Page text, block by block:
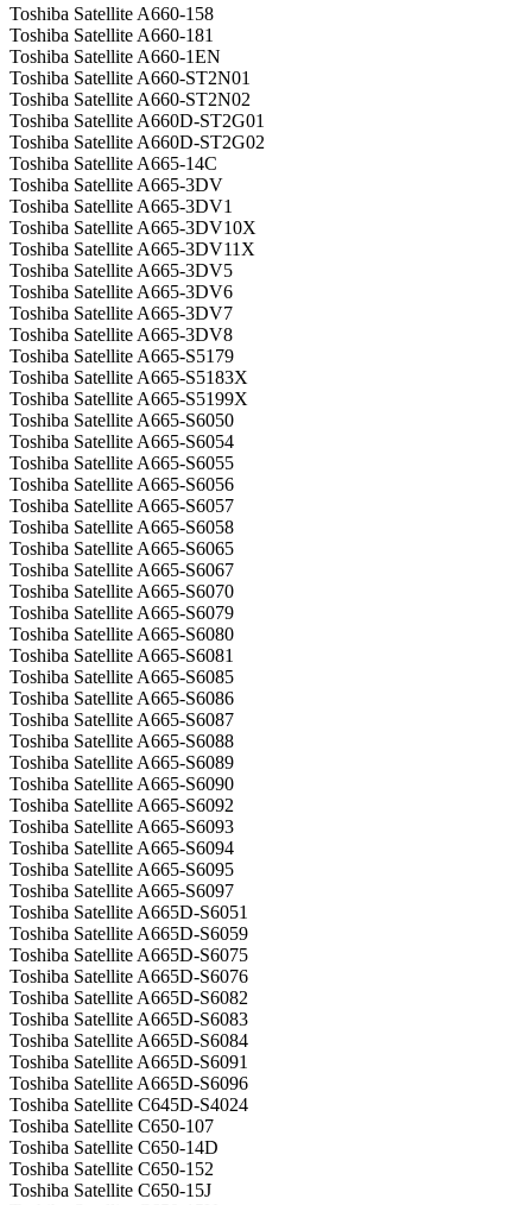
Toshiba Satellite A660-158
Toshiba Satellite A660-181
Toshiba Satellite A660-1EN
Toshiba Satellite A660-ST2N01
Toshiba Satellite A660-ST2N02
Toshiba Satellite A660D-ST2G01
Toshiba Satellite A660D-ST2G02
Toshiba Satellite A665-14C
Toshiba Satellite A665-3DV
Toshiba Satellite A665-3DV1
Toshiba Satellite A665-3DV10X
Toshiba Satellite A665-3DV11X
Toshiba Satellite A665-3DV5
Toshiba Satellite A665-3DV6
Toshiba Satellite A665-3DV7
Toshiba Satellite A665-3DV8
Toshiba Satellite A665-S5179
Toshiba Satellite A665-S5183X
Toshiba Satellite A665-S5199X
Toshiba Satellite A665-S6050
Toshiba Satellite A665-S6054
Toshiba Satellite A665-S6055
Toshiba Satellite A665-S6056
Toshiba Satellite A665-S6057
Toshiba Satellite A665-S6058
Toshiba Satellite A665-S6065
Toshiba Satellite A665-S6067
Toshiba Satellite A665-S6070
Toshiba Satellite A665-S6079
Toshiba Satellite A665-S6080
Toshiba Satellite A665-S6081
Toshiba Satellite A665-S6085
Toshiba Satellite A665-S6086
Toshiba Satellite A665-S6087
Toshiba Satellite A665-S6088
Toshiba Satellite A665-S6089
Toshiba Satellite A665-S6090
Toshiba Satellite A665-S6092
Toshiba Satellite A665-S6093
Toshiba Satellite A665-S6094
Toshiba Satellite A665-S6095
Toshiba Satellite A665-S6097
Toshiba Satellite A665D-S6051
Toshiba Satellite A665D-S6059
Toshiba Satellite A665D-S6075
Toshiba Satellite A665D-S6076
Toshiba Satellite A665D-S6082
Toshiba Satellite A665D-S6083
Toshiba Satellite A665D-S6084
Toshiba Satellite A665D-S6091
Toshiba Satellite A665D-S6096
Toshiba Satellite C645D-S4024
Toshiba Satellite C650-107
Toshiba Satellite C650-14D
Toshiba Satellite C650-152
Toshiba Satellite C650-15J